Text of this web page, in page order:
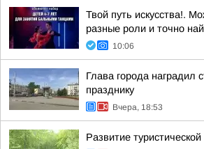
Твой путь искусства!.
разные роли и точно
10:06
Глава города наградил
празднику
Вчера, 18:53
Развитие